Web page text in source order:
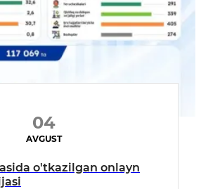
04
AVGUST
o'tkazilgan onlayn